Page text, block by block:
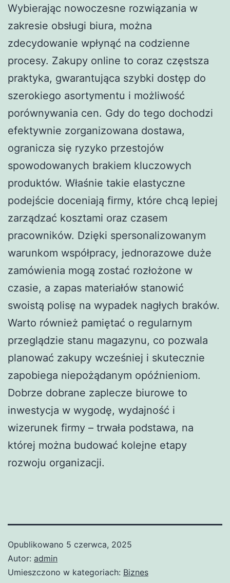
Wybierając nowoczesne rozwiązania w
zakresie obsługi biura, można
zdecydowanie wpłynąć na codzienne
procesy. Zakupy online to coraz częstsza
praktyka, gwarantująca szybki dostęp do
szerokiego asortymentu i możliwość
porównywania cen. Gdy do tego dochodzi
efektywnie zorganizowana dostawa,
ogranicza się ryzyko przestojów
spowodowanych brakiem kluczowych
produktów. Właśnie takie elastyczne
podejście doceniają firmy, które chcą lepiej
zarządzać kosztami oraz czasem
pracowników. Dzięki spersonalizowanym
warunkom współpracy, jednorazowe duże
zamówienia mogą zostać rozłożone w
czasie, a zapas materiałów stanowić
swoistą polisę na wypadek nagłych braków.
Warto również pamiętać o regularnym
przeglądzie stanu magazynu, co pozwala
planować zakupy wcześniej i skutecznie
zapobiega niepożądanym opóźnieniom.
Dobrze dobrane zaplecze biurowe to
inwestycja w wygodę, wydajność i
wizerunek firmy – trwała podstawa, na
której można budować kolejne etapy
rozwoju organizacji.
Opublikowano 5 czerwca, 2025
Autor: admin
Umieszczono w kategoriach: Biznes